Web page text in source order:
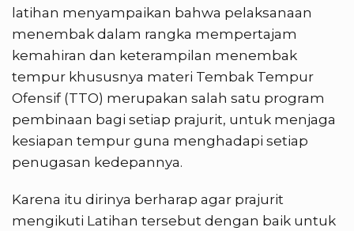
latihan menyampaikan bahwa pelaksanaan
menembak dalam rangka mempertajam
kemahiran dan keterampilan menembak
tempur khususnya materi Tembak Tempur
Ofensif (TTO) merupakan salah satu program
pembinaan bagi setiap prajurit, untuk menjaga
kesiapan tempur guna menghadapi setiap
penugasan kedepannya.
Karena itu dirinya berharap agar prajurit
mengikuti Latihan tersebut dengan baik untuk